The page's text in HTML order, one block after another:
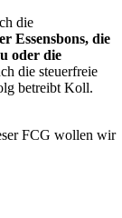
die
Essensbons, die
oder die
die steuerfreie
betreibt Koll.
FCG wollen wir